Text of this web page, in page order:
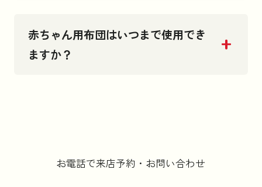
お知らせ
赤ちゃん用布団はいつまで使用でき
ますか？
お電話で来店予約・お問い合わせ